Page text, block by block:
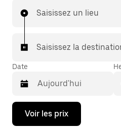
et 7 j/7), comme avec
Dans certaines villes de
pouvez le demander dans
Saisissez un lieu
Saisissez la
Date
Appuyez
la
Voir les prix